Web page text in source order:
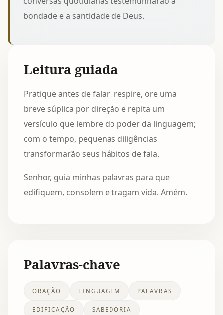
bondade e a santidade de Deus.
Leitura guiada
Pratique antes de falar: respire, ore uma
breve súplica por direção e repita um
versículo que lembre do poder da linguagem;
com o tempo, pequenas diligências
transformarão seus hábitos de fala.
Senhor, guia minhas palavras para que
edifiquem, consolem e tragam vida. Amém.
Palavras-chave
ORAÇÃO LINGUAGEM PALAVRAS
EDIFICAÇÃO SABEDORIA